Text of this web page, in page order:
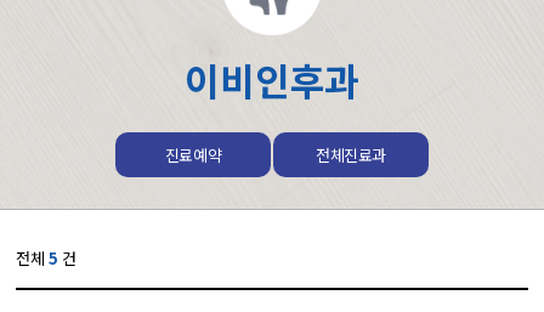
이비인후과
진료예약 전체진료과
전체 5 건